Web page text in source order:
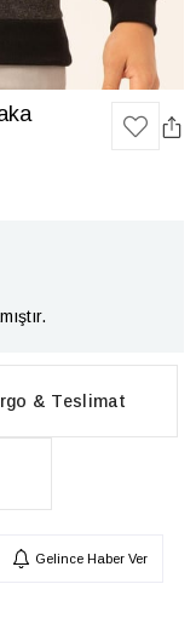
& Teslimat
Gelince Haber Ver